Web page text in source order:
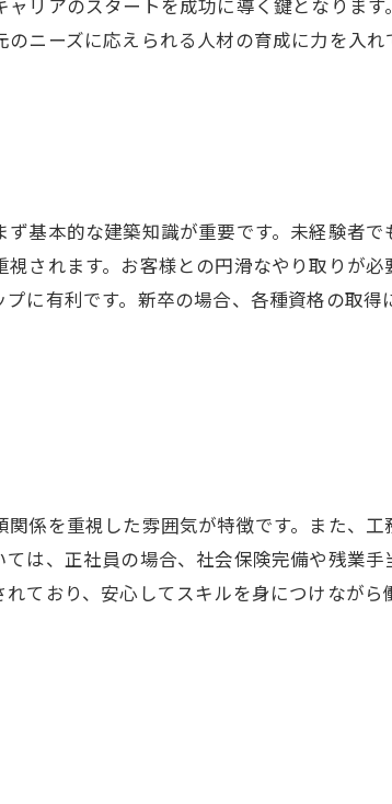
リアのスタートを成功に導く鍵となりま
ニーズに応えられる人材の育成に力を入れ
基本的な建築知識が重要です。未経験者
されます。お客様との円滑なやり取りが
に有利です。新卒の場合、各種資格の取
係を重視した雰囲気が特徴です。また、
は、正社員の場合、社会保険完備や残業
ており、安心してスキルを身につけなが